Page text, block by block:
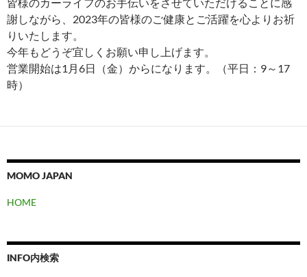
皆様のカーライフのお手伝いをさせていただけることに感
謝しながら、2023年の皆様のご健康とご活躍を心よりお祈
りいたします。
今年もどうぞ宜しくお願い申し上げます。
営業開始は1月6日（金）からになります。（平日：9～17
時）
MOMO JAPAN
HOME
INFO内検索